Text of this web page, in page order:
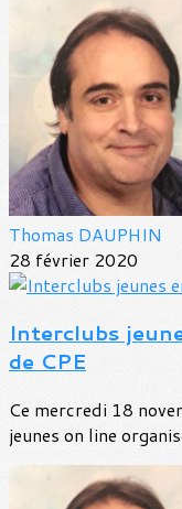
Thomas DAUPHIN
28 février 2020
Interclubs
de CPE
Ce mercredi 18
jeunes on line